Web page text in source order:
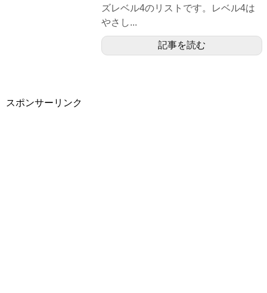
ズレベル4のリストです。レベル4は
やさし...
記事を読む
スポンサーリンク